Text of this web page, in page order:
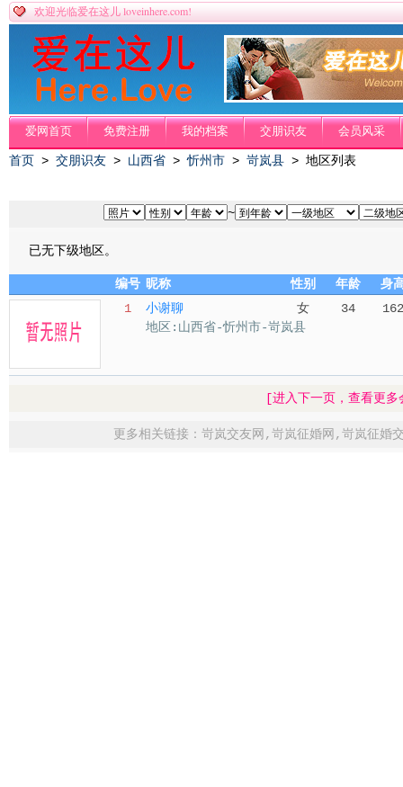
欢迎光临爱在这儿 loveinhere.com!
爱网首页 免费注册 我的档案 交朋识友 会员风采
首页 > 交朋识友 > 山西省 >忻州市 > 岢岚县 > 地区列表
~
已无下级地区。
编号 昵称 性别 年龄
身
1
小谢聊 女 34
162
地区:山西省-忻州市-岢岚县
[进入下一页，查看更
更多相关链接： 岢岚交友网 , 岢岚征婚网 , 岢岚征婚